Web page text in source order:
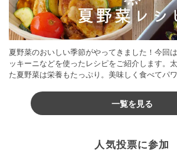
夏野菜のおいしい季節がやってきました！今回
ッキーニなどを使ったレシピをご紹介します。
た夏野菜は栄養もたっぷり。美味しく食べてパ
一覧を見る
人気投票に参加